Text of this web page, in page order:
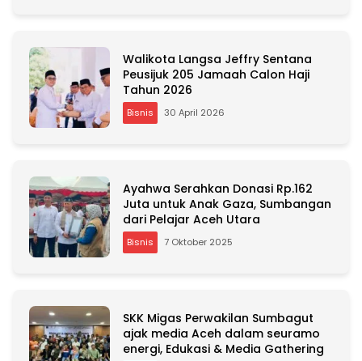
Walikota Langsa Jeffry Sentana
Peusijuk 205 Jamaah Calon Haji
Tahun 2026
Bisnis 30 April 2026
Ayahwa Serahkan Donasi Rp.162
Juta untuk Anak Gaza, Sumbangan
dari Pelajar Aceh Utara
Bisnis 7 Oktober 2025
SKK Migas Perwakilan Sumbagut
ajak media Aceh dalam seuramo
energi, Edukasi & Media Gathering